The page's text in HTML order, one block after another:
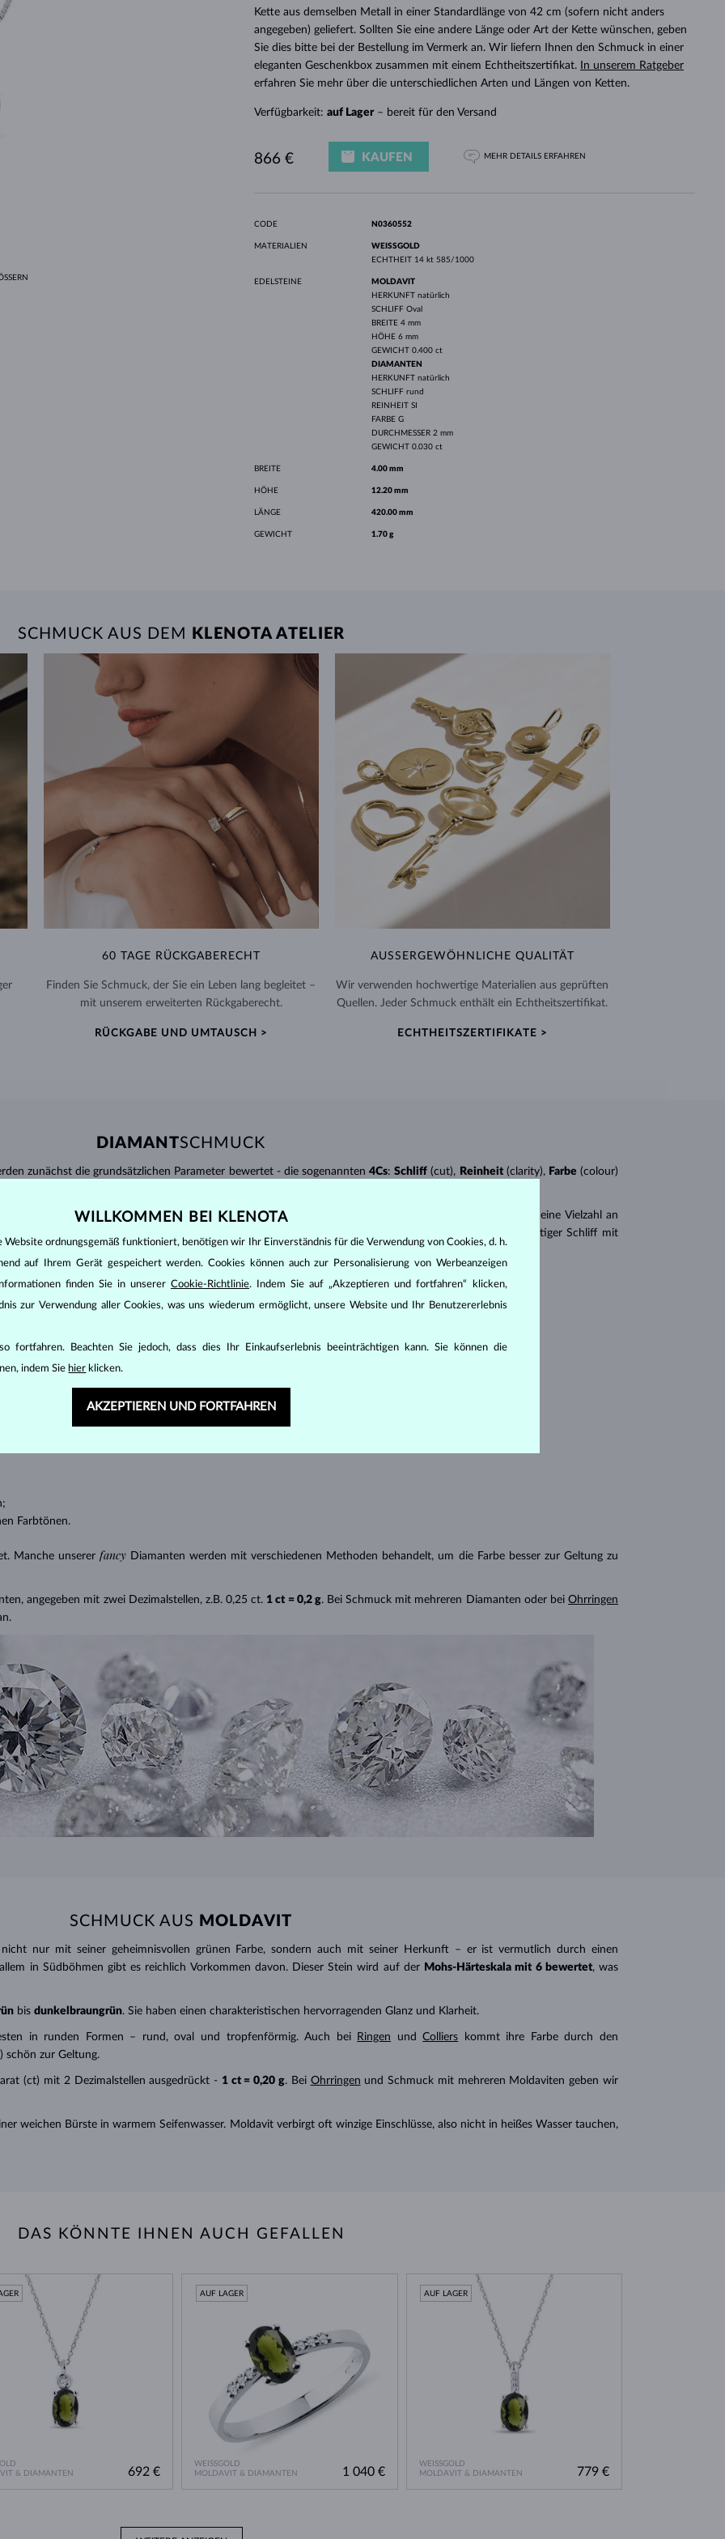
DESIGNSETS WEISSGOLD
ROSÉGOLD
DURCHSEHEN
WEISSGOLD
VRSTVENÍ
DIE MUTTER GESCHENKIDEENKette aus demselben Metall in einer Standardlänge von 42 cm (sofern nicht anders
angegeben) geliefert. Sollten Sie eine andere Länge oder Art der Kette wünschen, geben
Sie dies bitte bei der Bestellung im Vermerk an. Wir liefern Ihnen den Schmuck in einer
eleganten Geschenkbox zusammen mit einem Echtheitszertifikat.
In unserem Ratgeber
erfahren Sie mehr über die unterschiedlichen Arten und Längen von Ketten.
Verfügbarkeit: auf Lager– bereit für den Versand
866 € KAUFEN MEHR DETAILS ERFAHREN
CODE N0360552
MATERIALIEN
WEISSGOLD
ECHTHEIT 14 kt 585/1000
EDELSTEINE
MOLDAVIT
HERKUNFT natürlich
SCHLIFF Oval
BREITE 4 mm
HÖHE 6 mm
GEWICHT 0.400 ct
DIAMANTEN
HERKUNFT natürlich
SCHLIFF rund
REINHEIT SI
FARBE G
DURCHMESSER 2 mm
GEWICHT 0.030 ct
BREITE 4.00 mm
HÖHE 12.20 mm
LÄNGE 420.00 mm
GEWICHT 1.70 g
SCHMUCK AUS DEM KLENOTA ATELIER
60 TAGE RÜCKGABERECHT
Finden Sie Schmuck, der Sie ein Leben lang begleitet –
mit unserem erweiterten Rückgaberecht.
RÜCKGABE UND UMTAUSCH >
AUSSERGEWÖHNLICHE QUALITÄT
Wir verwenden hochwertige Materialien aus geprüften
Quellen. Jeder Schmuck enthält ein Echtheitszertifikat.
ECHTHEITSZERTIFIKATE >
DIAMANTSCHMUCK
zunächst die grundsätzlichen Parameter bewertet - die sogenannten 4Cs: Schliff (cut), Reinheit (clarity), Farbe (colour)
wesentlichen Einfluss auf den Preis eines Diamanten.
seinen strahlenden Glanz. Der beliebteste Schliff ein Rundschliff, der
. Es gibt aber auch eine Vielzahl an
gebracht werden kann, z.B. Marquise, Baguette, Herz, Tropfen, Oval oder Princess (ein drei- oder vierseitiger Schliff mit
“Einschlüsse” oder innerer Unreinheiten eines Diamanten bestimmen seine Reinheit:
Diamanten ohne Einschlüsse,
– Diamanten mit sehr kleinen Einschlüssen,
mit kleinen Einschlüssen,
mit Einschlüssen, die nur mit einer Lupe zu erkennen sind,
nach einer internationalen Skala evaluiert:
Farbtönen.
Manche unserer fancy Diamanten werden mit verschiedenen Methoden behandelt, um die Farbe besser zur Geltung zu
angegeben mit zwei Dezimalstellen, z.B. 0,25 ct. 1 ct = 0,2 g. Bei Schmuck mit mehreren Diamanten oder bei Ohrringen
SCHMUCK AUS MOLDAVIT
nur mit seiner geheimnisvollen grünen Farbe, sondern auch mit seiner Herkunft – er ist vermutlich durch einen
in Südböhmen gibt es reichlich Vorkommen davon. Dieser Stein wird auf der Mohs- Härteskala mit 6 bewertet, was
bis dunkelbraungrün. Sie haben einen charakteristischen hervorragenden Glanz und Klarheit.
in runden Formen – rund, oval und tropfenförmig. Auch bei Ringen undColliers kommt ihre Farbe durch den
schön zur Geltung.
(ct) mit 2 Dezimalstellen ausgedrückt - 1 ct = 0,20 g. Bei Ohrringen und Schmuck mit mehreren Moldaviten geben wir
weichen Bürste in warmem Seifenwasser. Moldavit verbirgt oft winzige Einschlüsse, also nicht in heißes Wasser tauchen,
DAS KÖNNTE IHNEN AUCH GEFALLEN
& DIAMANTEN
692 €
WEISSGOLD
MOLDAVIT & DIAMANTEN
AUF LAGER
1 040 €
WEISSGOLD
MOLDAVIT & DIAMANTEN
AUF LAGER
779 €
WILLKOMMEN BEI KLENOTA
Website ordnungsgemäß funktioniert, benötigen wir Ihr Einverständnis für die Verwendung von Cookies, d. h.
auf Ihrem Gerät gespeichert werden. Cookies können auch zur Personalisierung von Werbeanzeigen
finden Sie in unsererCookie-Richtlinie. Indem Sie auf „Akzeptieren und fortfahren“ klicken,
zur Verwendung aller Cookies, was uns wiederum ermöglicht, unsere Website und Ihr Benutzererlebnis
fortfahren. Beachten Sie jedoch, dass dies Ihr Einkaufserlebnis beeinträchtigen kann. Sie können die
indem Sie hier klicken.
AKZEPTIEREN UND FORTFAHREN